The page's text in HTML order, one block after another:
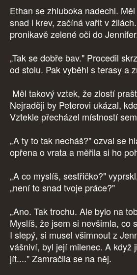
Ethan se zhluboka nadechl.
snad i krev, začíná vařit v
pronikavě zelené oči do
„Tak se dobře bav." Procedil
od stolu. Pak vyběhl s terasy a
Měl takový vztek, že zlostí
Nejraději by Peterovi ukázal,
Vztekle přecházel místností
„A ty to tak necháš?" ozval se
opřena o vrata a měřila si ho
„A co myslíš, sestřičko?"
„není to snad tvoje práce?"
„Ano. Tak trochu. Ale bylo na
Myslíš, že jsem si nevšimla, co
I slepý, si musel všimnout z
vášniví, byl její milenec. A když
jít...." Zamračila se na něj.